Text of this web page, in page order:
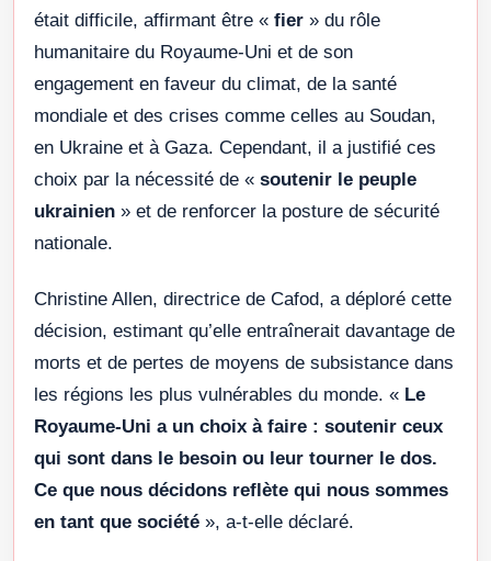
était difficile, affirmant être « fier » du rôle
humanitaire du Royaume-Uni et de son
engagement en faveur du climat, de la santé
mondiale et des crises comme celles au Soudan,
en Ukraine et à Gaza. Cependant, il a justifié ces
choix par la nécessité de « soutenir le peuple
ukrainien » et de renforcer la posture de sécurité
nationale.
Christine Allen, directrice de Cafod, a déploré cette
décision, estimant qu’elle entraînerait davantage de
morts et de pertes de moyens de subsistance dans
les régions les plus vulnérables du monde. « Le
Royaume-Uni a un choix à faire : soutenir ceux
qui sont dans le besoin ou leur tourner le dos.
Ce que nous décidons reflète qui nous sommes
en tant que société », a-t-elle déclaré.